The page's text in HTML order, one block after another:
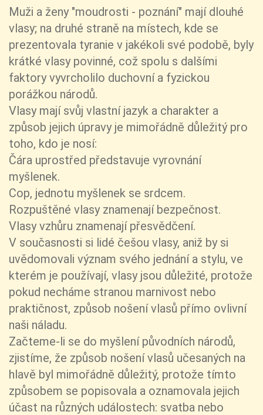
Muži a ženy "moudrosti - poznání" mají dlouhé
vlasy; na druhé straně na místech, kde se
prezentovala tyranie v jakékoli své podobě, byly
krátké vlasy povinné, což spolu s dalšími
faktory vyvrcholilo duchovní a fyzickou
porážkou národů.
Vlasy mají svůj vlastní jazyk a charakter a
způsob jejich úpravy je mimořádně důležitý pro
toho, kdo je nosí:
Čára uprostřed představuje vyrovnání
myšlenek.
Cop, jednotu myšlenek se srdcem.
Rozpuštěné vlasy znamenají bezpečnost.
Vlasy vzhůru znamenají přesvědčení.
V současnosti si lidé češou vlasy, aniž by si
uvědomovali význam svého jednání a stylu, ve
kterém je používají, vlasy jsou důležité, protože
pokud necháme stranou marnivost nebo
praktičnost, způsob nošení vlasů přímo ovlivní
naši náladu.
Začteme-li se do myšlení původních národů,
zjistíme, že způsob nošení vlasů učesaných na
hlavě byl mimořádně důležitý, protože tímto
způsobem se popisovala a oznamovala jejich
účast na různých událostech: svatba nebo